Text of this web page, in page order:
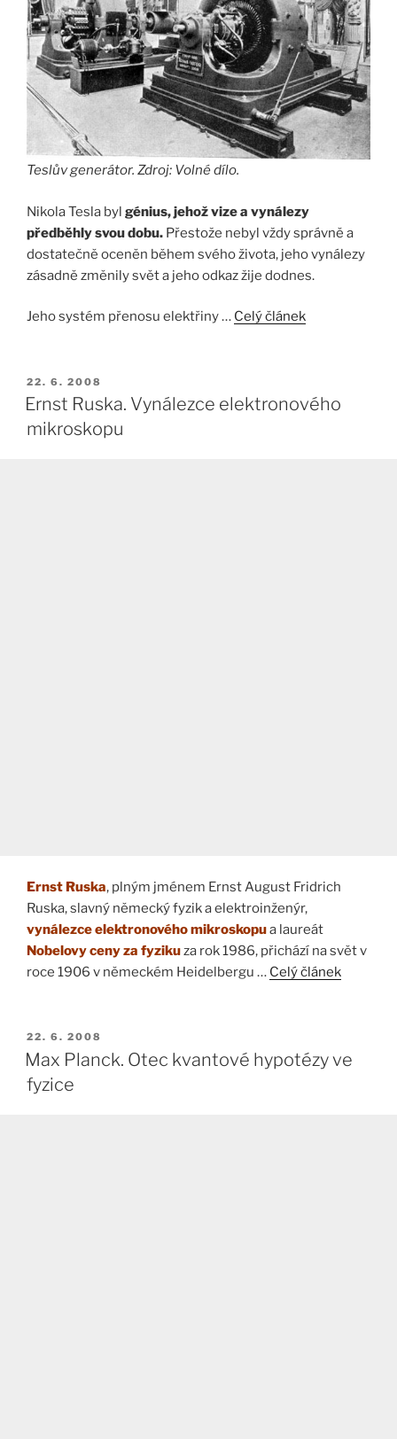
Teslův generátor. Zdroj: Volné dílo.
Nikola Tesla byl génius, jehož vize a vynálezy
předběhly svou dobu. Přestože nebyl vždy správně a
dostatečně oceněn během svého života, jeho vynálezy
zásadně změnily svět a jeho odkaz žije dodnes.
Jeho systém přenosu elektřiny … Celý článek
PUBLIKOVÁNO
22. 6. 2008
Ernst Ruska. Vynálezce elektronového
mikroskopu
Ernst Ruska, plným jménem Ernst August Fridrich
Ruska, slavný německý fyzik a elektroinženýr,
vynálezce elektronového mikroskopua laureát
Nobelovy ceny za fyzikuza rok 1986, přichází na svět v
roce 1906 v německém Heidelbergu … Celý článek
PUBLIKOVÁNO
22. 6. 2008
Max Planck. Otec kvantové hypotézy ve
fyzice